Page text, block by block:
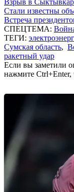
Стали известны
Встреча
СПЕЦТЕМА:
ТЕГИ:
Сумская область,
ракетный удар
Если вы заметили
нажмите Ctrl+Enter,